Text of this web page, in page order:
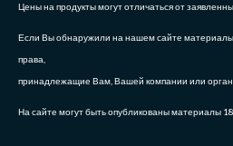
Цены на продукты могут отличаться от
Если Вы обнаружили на нашем сайте
права,
принадлежащие Вам, Вашей компании или
На сайте могут быть опубликованы материалы